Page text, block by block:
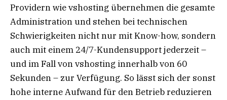
Providern wie vshosting übernehmen die gesamte
Administration und stehen bei technischen
Schwierigkeiten nicht nur mit Know-how, sondern
auch mit einem 24/7-Kundensupport jederzeit –
und im Fall von vshosting innerhalb von 60
Sekunden – zur Verfügung. So lässt sich der sonst
hohe interne Aufwand für den Betrieb reduzieren